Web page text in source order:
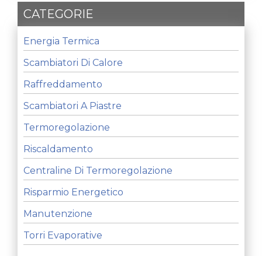
CATEGORIE
Energia Termica
Scambiatori Di Calore
Raffreddamento
Scambiatori A Piastre
Termoregolazione
Riscaldamento
Centraline Di Termoregolazione
Risparmio Energetico
Manutenzione
Torri Evaporative